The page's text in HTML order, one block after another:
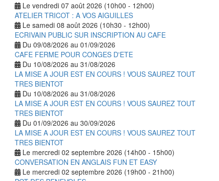
Le vendredi 07 août 2026 (10h00 - 12h00)
ATELIER TRICOT : A VOS AIGUILLES
Le samedi 08 août 2026 (10h30 - 12h00)
ECRIVAIN PUBLIC SUR INSCRIPTION AU CAFE
Du 09/08/2026 au 01/09/2026
CAFE FERME POUR CONGES D'ETE
Du 10/08/2026 au 31/08/2026
LA MISE A JOUR EST EN COURS ! VOUS SAUREZ TOUT
TRES BIENTOT
Du 10/08/2026 au 31/08/2026
LA MISE A JOUR EST EN COURS ! VOUS SAUREZ TOUT
TRES BIENTOT
Du 01/09/2026 au 30/09/2026
LA MISE A JOUR EST EN COURS ! VOUS SAUREZ TOUT
TRES BIENTOT
Le mercredi 02 septembre 2026 (14h00 - 15h00)
CONVERSATION EN ANGLAIS FUN ET EASY
Le mercredi 02 septembre 2026 (19h00 - 21h00)